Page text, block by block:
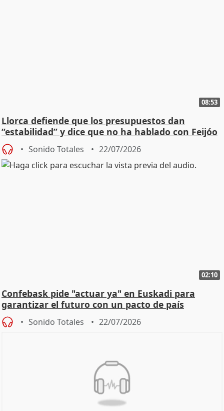
08:53
Llorca defiende que los presupuestos dan
“estabilidad” y dice que no ha hablado con Feijóo
Sonido Totales 22/07/2026
02:10
Confebask pide "actuar ya" en Euskadi para
garantizar el futuro con un pacto de país
Sonido Totales 22/07/2026